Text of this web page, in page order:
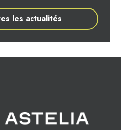
les actualités